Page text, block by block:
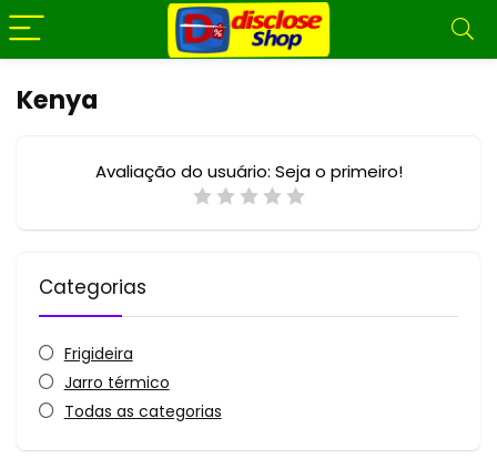
Kenya
Avaliação do usuário: Seja o primeiro!
Categorias
Frigideira
Jarro térmico
Todas as categorias